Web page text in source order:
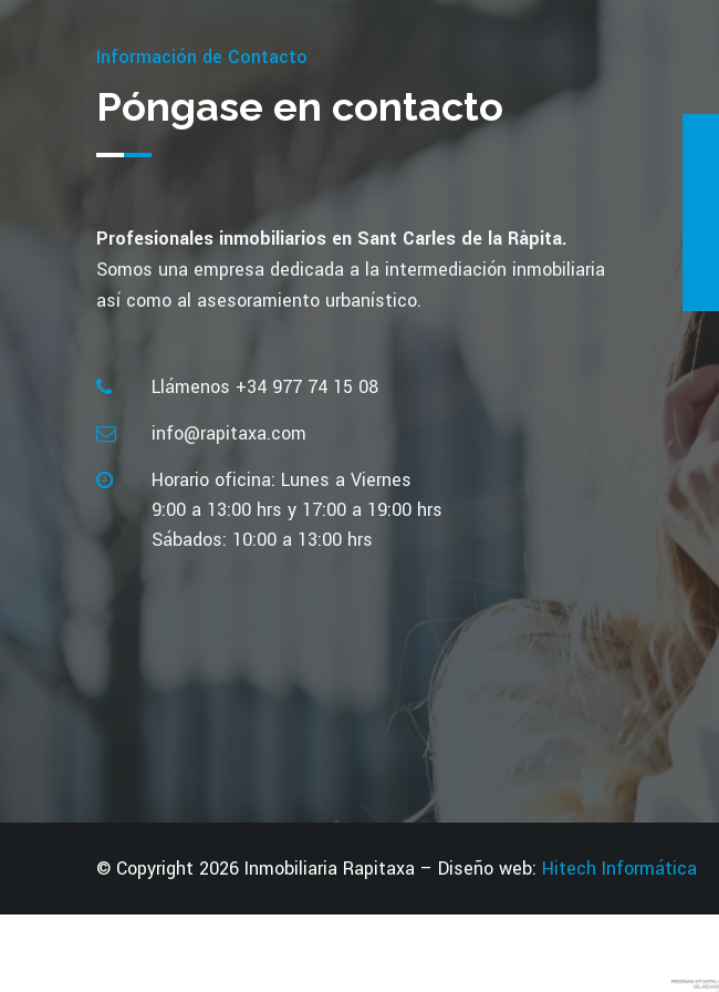
Información de Contacto
Póngase en contacto
Profesionales inmobiliarios en Sant Carles de la Ràpita.
Somos una empresa dedicada a la intermediación inmobiliaria
así como al asesoramiento urbanístico.
Llámenos +34 977 74 15 08
info@rapitaxa.com
Horario oficina: Lunes a Viernes
9:00 a 13:00 hrs y 17:00 a 19:00 hrs
Sábados: 10:00 a 13:00 hrs
© Copyright 2026 Inmobiliaria Rapitaxa – Diseño web: Hitech Informática